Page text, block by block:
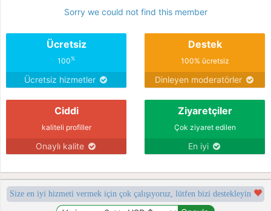
Sorry we could not find this member
Ücretsiz
100%
Ücretsiz hizmetler
Destek
100% ücretsiz
Dinleyen moderatörler
Ciddi
kaliteli profiller
Onaylı kalite
Ziyaretçiler
Çok ziyaret edilen
En iyi
Size en iyi hizmeti vermek için çok çalışıyoruz, lütfen bizi destekleyin